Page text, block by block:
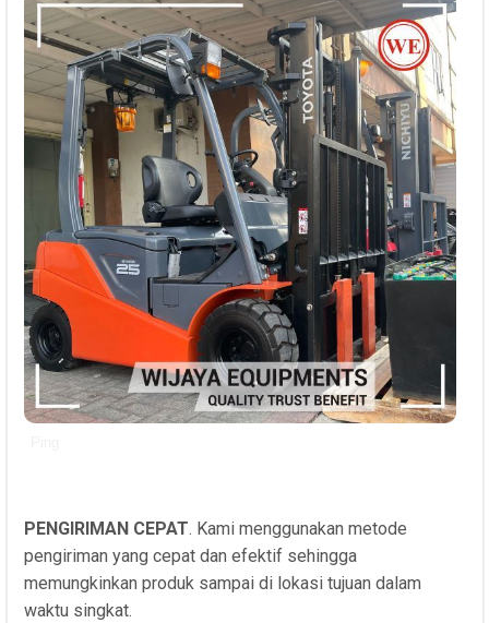
PENGIRIMAN CEPAT. Kami menggunakan metode
pengiriman yang cepat dan efektif sehingga
memungkinkan produk sampai di lokasi tujuan dalam
waktu singkat.